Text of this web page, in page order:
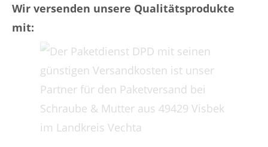
Wir versenden unsere Qualitätsprodukte
mit: